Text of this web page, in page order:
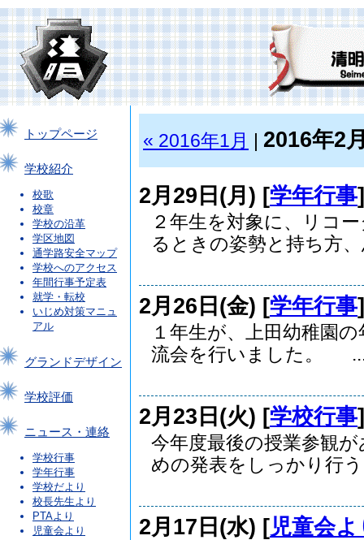
トップページ
学校紹介
校歌
校章
学校の沿革
学区地図
通学路安全マップ
学校へのアクセス
年間行事予定表
就学・転校
いじめ対策マニュ
アル
グランドデザイン
学校評価
ニュース・連絡
学校行事
学年行事
学校だより
校長先生より
PTAより
児童会より
« 2016年1月 2016年2
2月29日(月) [学年行事
２年生を対象に、リコ
るときの姿勢と持ち方
2月26日(金) [学年行事
１年生が、上田幼稚園
流会を行いました。
2月23日(火) [学校行事
今年度最後の授業参観
めの発表をしっかり行
2月17日(水) [児童会